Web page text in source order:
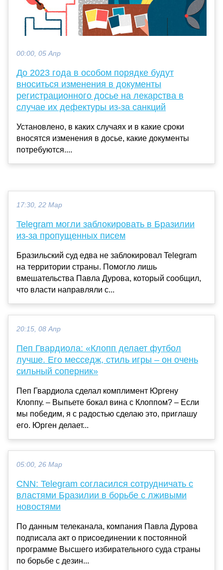
00:00, 05 Апр
До 2023 года в особом порядке будут
вноситься изменения в документы
регистрационного досье на лекарства в
случае их дефектуры из-за санкций
Установлено, в каких случаях и в какие сроки
вносятся изменения в досье, какие документы
потребуются....
17:30, 22 Мар
Telegram могли заблокировать в Бразилии
из-за пропущенных писем
Бразильский суд едва не заблокировал Telegram
на территории страны. Помогло лишь
вмешательства Павла Дурова, который сообщил,
что власти направляли с...
20:15, 08 Апр
Пеп Гвардиола: «Клопп делает футбол
лучше. Его месседж, стиль игры – он очень
сильный соперник»
Пеп Гвардиола сделал комплимент Юргену
Клоппу. – Выпьете бокал вина с Клоппом? – Если
мы победим, я с радостью сделаю это, приглашу
его. Юрген делает...
05:00, 26 Мар
CNN: Telegram согласился сотрудничать с
властями Бразилии в борьбе с лживыми
новостями
По данным телеканала, компания Павла Дурова
подписала акт о присоединении к постоянной
программе Высшего избирательного суда страны
по борьбе с дезин...